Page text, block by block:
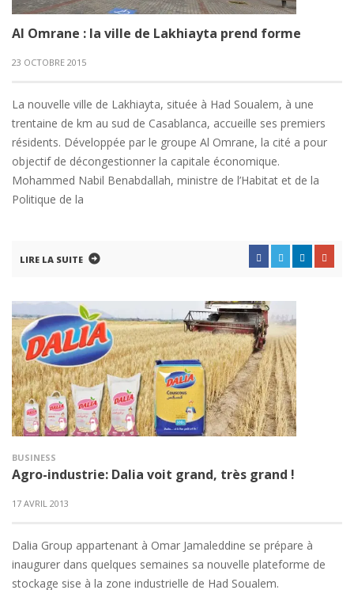
Al Omrane : la ville de Lakhiayta prend forme
23 OCTOBRE 2015
La nouvelle ville de Lakhiayta, située à Had Soualem, à une
trentaine de km au sud de Casablanca, accueille ses premiers
résidents. Développée par le groupe Al Omrane, la cité a pour
objectif de décongestionner la capitale économique.
Mohammed Nabil Benabdallah, ministre de l’Habitat et de la
Politique de la
LIRE LA SUITE
BUSINESS
Agro-industrie: Dalia voit grand, très grand !
17 AVRIL 2013
Dalia Group appartenant à Omar Jamaleddine se prépare à
inaugurer dans quelques semaines sa nouvelle plateforme de
stockage sise à la zone industrielle de Had Soualem.